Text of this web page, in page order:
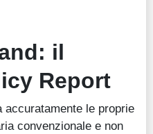
il
Report
accuratamente le proprie
convenzionale e non